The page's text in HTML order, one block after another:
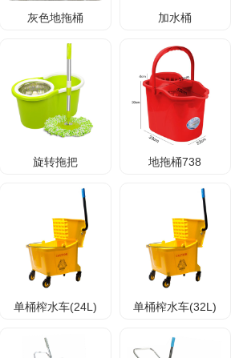
灰色地拖桶 加水桶
旋转拖把 地拖桶738
单桶榨水车(24L) 单桶榨水车(32L)